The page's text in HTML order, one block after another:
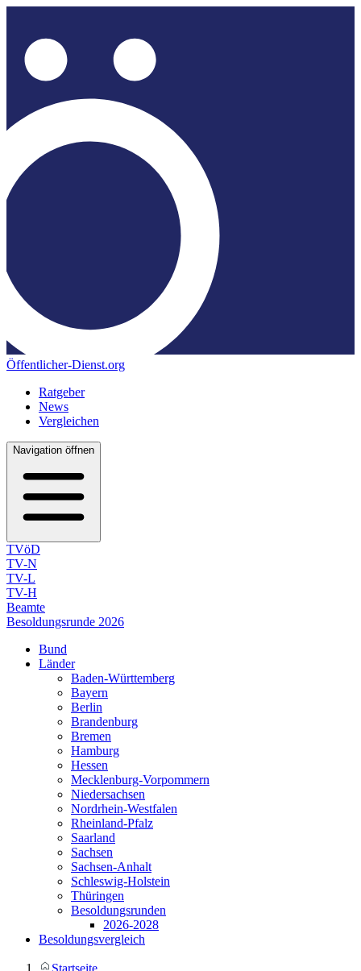
Öffentlicher-Dienst.org
Ratgeber
News
Vergleichen
Navigation öffnen
TVöD
TV-N
TV-L
TV-H
Beamte
Besoldungsrunde 2026
Bund
Länder
Baden-Württemberg
Bayern
Berlin
Brandenburg
Bremen
Hamburg
Hessen
Mecklenburg-Vorpommern
Niedersachsen
Nordrhein-Westfalen
Rheinland-Pfalz
Saarland
Sachsen
Sachsen-Anhalt
Schleswig-Holstein
Thüringen
Besoldungsrunden
2026-2028
Besoldungsvergleich
Startseite